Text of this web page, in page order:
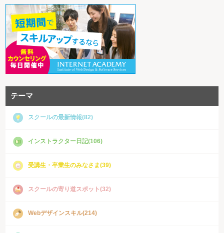
テーマ
スクールの最新情報(82)
インストラクター日記(106)
受講生・卒業生のみなさま(39)
スクールの寄り道スポット(32)
Webデザインスキル(214)